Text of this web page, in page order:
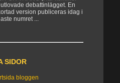
debattinlägget. En
version publiceras idag i
numret ...
SIDOR
bloggen